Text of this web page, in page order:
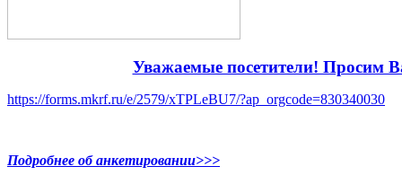
Уважаемые посетители! Просим
https://forms.mkrf.ru/e/2579/xTPLeBU7/?ap_orgcode=830340030
Подробнее об анкетировании>>>